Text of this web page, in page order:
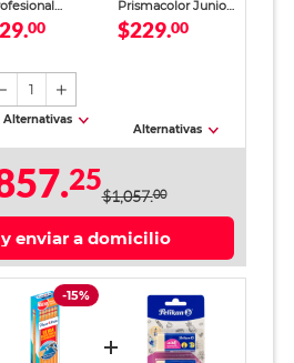
Go Plus
00
1
Alternativas
Prismacolor Junior
24 piezas
$229.00
Alternativas
25$1,057.00
enviar a domicilio
-15%